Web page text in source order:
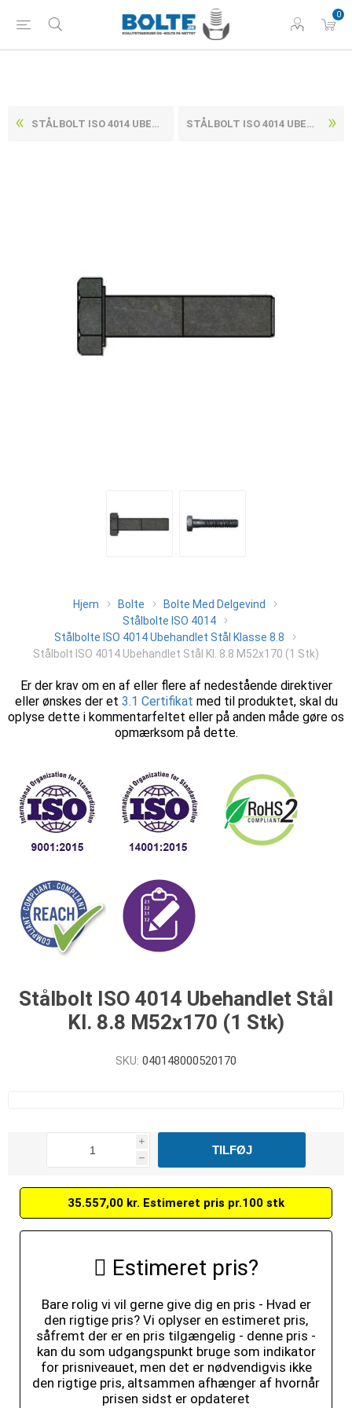
0
STÅLBOLT ISO 4014 UBEHANDLET STÅL KL. 8.8 M52X160 (1 STK) STÅLBOLT ISO 4014 UBEHANDLET STÅL KL. 8.8 M52X180 (1 STK)
Hjem Bolte
Bolte Med Delgevind
Stålbolte ISO 4014
Stålbolte ISO 4014 Ubehandlet Stål Klasse 8.8
Stålbolt ISO 4014 Ubehandlet Stål Kl. 8.8 M52x170 (1 Stk)
Er der krav om en af eller flere af nedestående direktiver
eller ønskes der et 3.1 Certifikat med til produktet, skal du
oplyse dette i kommentarfeltet eller på anden måde gøre os
opmærksom på dette.
Stålbolt ISO 4014 Ubehandlet Stål
Kl. 8.8 M52x170 (1 Stk)
SKU: 040148000520170
i
h
35.557,00 kr. Estimeret pris pr.100 stk
Estimeret pris?
Bare rolig vi vil gerne give dig en pris - Hvad er
den rigtige pris? Vi oplyser en estimeret pris,
såfremt der er en pris tilgængelig - denne pris -
kan du som udgangspunkt bruge som indikator
for prisniveauet, men det er nødvendigvis ikke
den rigtige pris, altsammen afhænger af hvornår
prisen sidst er opdateret